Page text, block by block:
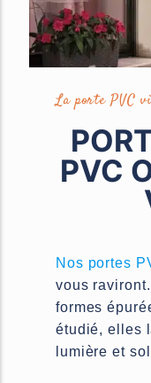
Stores bannes
Meubles TV
La porte PVC
PVC
Nos portes
vous
formes
étudié, elles
lumière et